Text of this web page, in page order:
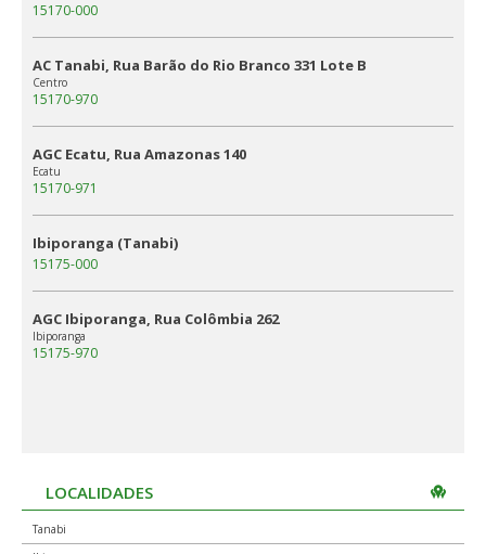
15170-000
AC Tanabi, Rua Barão do Rio Branco 331 Lote B
Centro
15170-970
AGC Ecatu, Rua Amazonas 140
Ecatu
15170-971
Ibiporanga (Tanabi)
15175-000
AGC Ibiporanga, Rua Colômbia 262
Ibiporanga
15175-970
LOCALIDADES
Tanabi